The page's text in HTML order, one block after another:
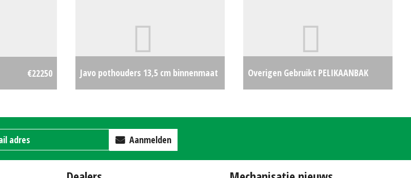
€22250
Javo pothouders 13,5 cm binnenmaat
Overigen Gebruikt PELIKAANBAK
Aanmelden